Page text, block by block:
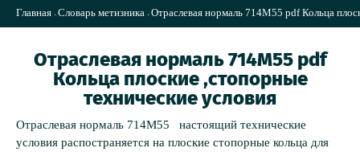
Главная Словарь метизника Отраслевая нормаль 714М55 pdf Кольца
Отраслевая нормаль 714М55 pdf
Кольца плоские ,стопорные
технические условия
Отраслевая нормаль 714М55 настоящий технические
условия распостраняется на плоские стопорные кольца для